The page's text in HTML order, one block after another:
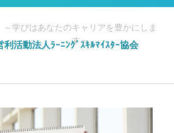
利活動法人ﾗｰﾆﾝｸﾞｽｷﾙﾏｲｽﾀｰ協会
～学びはあなたのキャリアを豊かにしま
す～